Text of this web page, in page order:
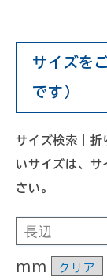
サイズを
です）
サイズ検索｜折
いサイズは、
さい。
mm
クリア